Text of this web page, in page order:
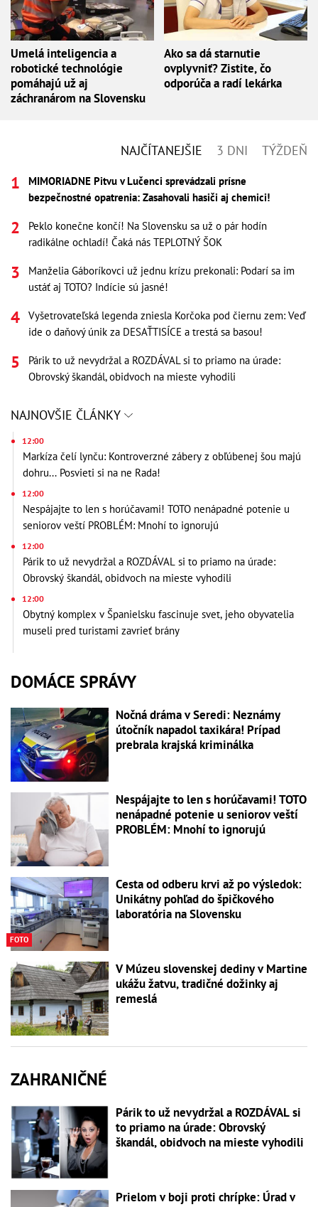
Umelá inteligencia a
robotické technológie
pomáhajú už aj
záchranárom na Slovensku
Ako sa dá starnutie
ovplyvniť? Zistite, čo
odporúča a radí lekárka
NAJČÍTANEJŠIE 3 DNI TÝŽDEŇ
MIMORIADNE Pitvu v Lučenci sprevádzali prísne
bezpečnostné opatrenia: Zasahovali hasiči aj chemici!
Peklo konečne končí! Na Slovensku sa už o pár hodín
radikálne ochladí! Čaká nás TEPLOTNÝ ŠOK
Manželia Gáboríkovci už jednu krízu prekonali: Podarí sa im
ustáť aj TOTO? Indície sú jasné!
Vyšetrovateľská legenda zniesla Korčoka pod čiernu zem: Veď
ide o daňový únik za DESAŤTISÍCE a trestá sa basou!
Párik to už nevydržal a ROZDÁVAL si to priamo na úrade:
Obrovský škandál, obidvoch na mieste vyhodili
NAJNOVŠIE ČLÁNKY
12:00
Markíza čelí lynču: Kontroverzné zábery z obľúbenej šou majú
dohru... Posvieti si na ne Rada!
12:00
Nespájajte to len s horúčavami! TOTO nenápadné potenie u
seniorov veští PROBLÉM: Mnohí to ignorujú
12:00
Párik to už nevydržal a ROZDÁVAL si to priamo na úrade:
Obrovský škandál, obidvoch na mieste vyhodili
12:00
Obytný komplex v Španielsku fascinuje svet, jeho obyvatelia
museli pred turistami zavrieť brány
DOMÁCE SPRÁVY
Nočná dráma v Seredi: Neznámy
útočník napadol taxikára! Prípad
prebrala krajská kriminálka
Nespájajte to len s horúčavami! TOTO
nenápadné potenie u seniorov veští
PROBLÉM: Mnohí to ignorujú
FOTO
Cesta od odberu krvi až po výsledok:
Unikátny pohľad do špičkového
laboratória na Slovensku
V Múzeu slovenskej dediny v Martine
ukážu žatvu, tradičné dožinky aj
remeslá
ZAHRANIČNÉ
Párik to už nevydržal a ROZDÁVAL si
to priamo na úrade: Obrovský
škandál, obidvoch na mieste vyhodili
Prielom v boji proti chrípke: Úrad v